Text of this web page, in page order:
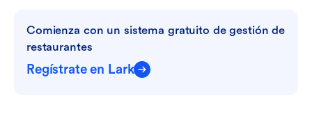
Comienza con un sistema gratuito de gestión de
restaurantes
Regístrate en Lark